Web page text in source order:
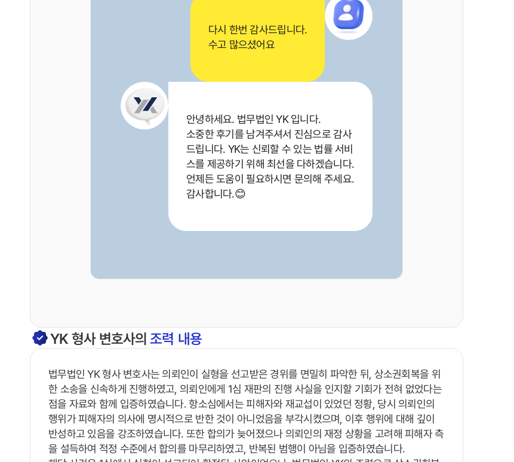
다시 한번 감사드립니다.
수고 많으셨어요
안녕하세요. 법무법인 YK 입니다.
소중한 후기를 남겨주셔서 진심으로 감사
드립니다. YK는 신뢰할 수 있는 법률 서비
스를 제공하기 위해 최선을 다하겠습니다.
언제든 도움이 필요하시면 문의해 주세요.
감사합니다.😊
YK형사변호사의조력 내용
법무법인 YK 형사 변호사는 의뢰인이 실형을 선고받은 경위를 면밀히 파악한 뒤, 상소권회복을 위
한 소송을 신속하게 진행하였고, 의뢰인에게 1심 재판의 진행 사실을 인지할 기회가 전혀 없었다는
점을 자료와 함께 입증하였습니다. 항소심에서는 피해자와 재교섭이 있었던 정황, 당시 의뢰인의
행위가 피해자의 의사에 명시적으로 반한 것이 아니었음을 부각시켰으며, 이후 행위에 대해 깊이
반성하고 있음을 강조하였습니다. 또한 합의가 늦어졌으나 의뢰인의 재정 상황을 고려해 피해자 측
을 설득하여 적정 수준에서 합의를 마무리하였고, 반복된 범행이 아님을 입증하였습니다.